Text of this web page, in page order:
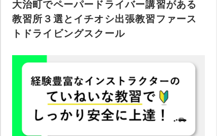
大治町でペーパードライバー講習がある
教習所３選とイチオシ出張教習ファース
トドライビングスクール